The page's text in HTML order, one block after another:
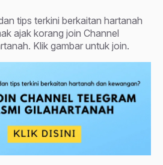
tips terkini berkaitan hartanah
ajak korang join Channel
Klik gambar untuk join.